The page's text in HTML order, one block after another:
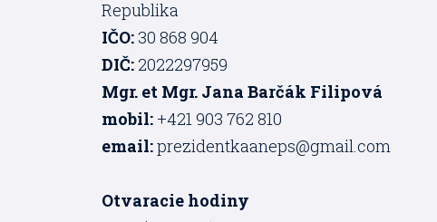
Republika
IČO: 30 868 904
DIČ: 2022297959
Mgr. et Mgr. Jana Barčák Filipová
mobil: +421 903 762 810
email:prezidentkaaneps@gmail.com
Otvaracie hodiny